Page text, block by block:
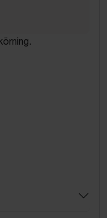
i siktfält), repor,
saknas, indikerar